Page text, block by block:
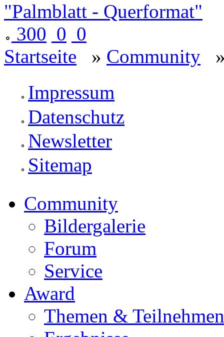
"Palmblatt - Querformat"
300 0 0
Startseite » Community
Impressum
Datenschutz
Newsletter
Sitemap
Community
Bildergalerie
Forum
Service
Award
Themen & Teilnehmen